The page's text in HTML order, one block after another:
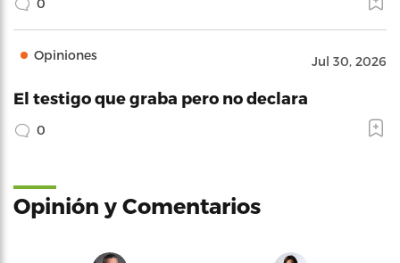
Opiniones Jul 30, 2026
El testigo que graba pero no declara
0
Opinión y Comentarios